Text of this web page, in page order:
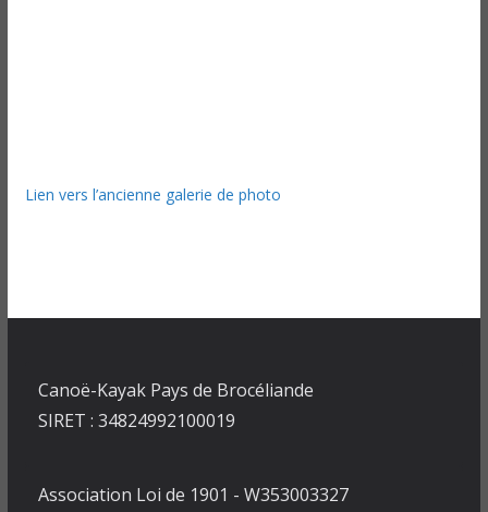
Lien vers l’ancienne galerie de photo
Canoë-Kayak Pays de Brocéliande
SIRET : 34824992100019
Association Loi de 1901 - W353003327